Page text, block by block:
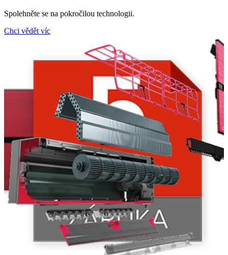
Spolehněte se na pokročilou technologii.
Chci vědět víc